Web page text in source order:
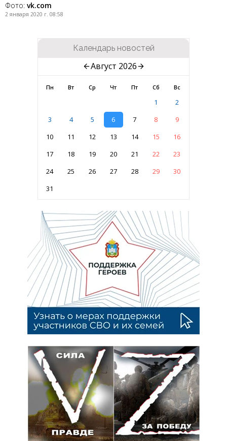
Фото: vk.com
2 января 2020 г. 08:58
Календарь новостей
Август 2026
Пн Вт Ср Чт Пт Сб Вс
1
2
3
4 5 6 7 8
9
10
11 12 13 14 15
16
17
18 19 20 21 22
23
24
25 26 27 28 29
30
31